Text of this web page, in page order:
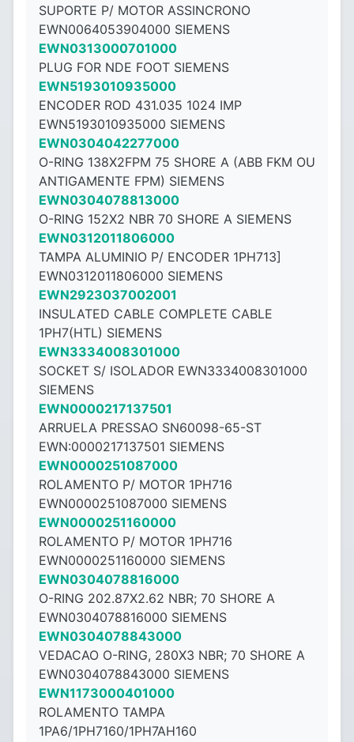
SUPORTE P/ MOTOR ASSINCRONO
EWN0064053904000 SIEMENS
EWN0313000701000
PLUG FOR NDE FOOT SIEMENS
EWN5193010935000
ENCODER ROD 431.035 1024 IMP
EWN5193010935000 SIEMENS
EWN0304042277000
O-RING 138X2FPM 75 SHORE A (ABB FKM OU
ANTIGAMENTE FPM) SIEMENS
EWN0304078813000
O-RING 152X2 NBR 70 SHORE A SIEMENS
EWN0312011806000
TAMPA ALUMINIO P/ ENCODER 1PH713]
EWN0312011806000 SIEMENS
EWN2923037002001
INSULATED CABLE COMPLETE CABLE
1PH7(HTL) SIEMENS
EWN3334008301000
SOCKET S/ ISOLADOR EWN3334008301000
SIEMENS
EWN0000217137501
ARRUELA PRESSAO SN60098-65-ST
EWN:0000217137501 SIEMENS
EWN0000251087000
ROLAMENTO P/ MOTOR 1PH716
EWN0000251087000 SIEMENS
EWN0000251160000
ROLAMENTO P/ MOTOR 1PH716
EWN0000251160000 SIEMENS
EWN0304078816000
O-RING 202.87X2.62 NBR; 70 SHORE A
EWN0304078816000 SIEMENS
EWN0304078843000
VEDACAO O-RING, 280X3 NBR; 70 SHORE A
EWN0304078843000 SIEMENS
EWN1173000401000
ROLAMENTO TAMPA
1PA6/1PH7160/1PH7AH160